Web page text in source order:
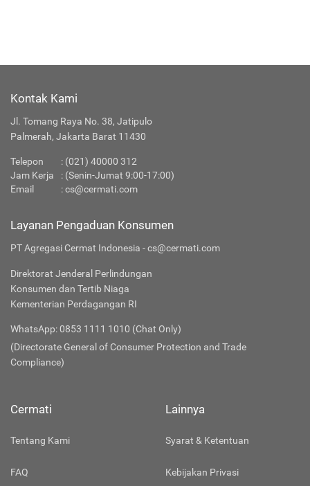
Kontak Kami
Jl. Tomang Raya No. 38, Jatipulo
Palmerah, Jakarta Barat 11430
Telepon : (021) 40000 312
Jam Kerja
: (Senin-Jumat 9:00-17:00)
Email
:cs@cermati.com
Layanan Pengaduan Konsumen
PT Agregasi Cermat Indonesia - cs@cermati.com
Direktorat Jenderal Perlindungan
Konsumen dan Tertib Niaga
Kementerian Perdagangan RI
WhatsApp: 0853 1111 1010 (Chat Only)
(Directorate General of Consumer Protection and Trade
Compliance)
Cermati
Tentang Kami
FAQ
Lainnya
Syarat & Ketentuan
Kebijakan Privasi